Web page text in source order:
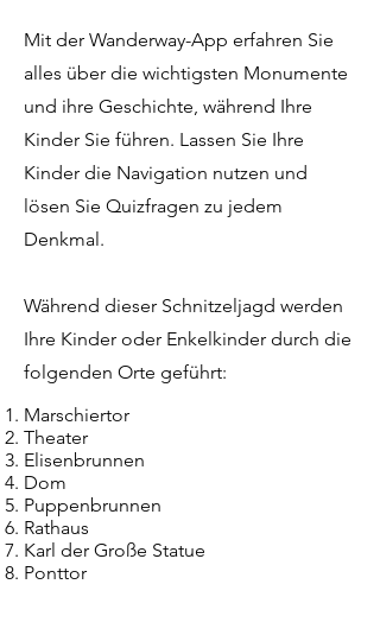
Mit der Wanderway-App erfahren Sie
alles über die wichtigsten Monumente
und ihre Geschichte, während Ihre
Kinder Sie führen. Lassen Sie Ihre
Kinder die Navigation nutzen und
lösen Sie Quizfragen zu jedem
Denkmal.
Während dieser Schnitzeljagd werden
Ihre Kinder oder Enkelkinder durch die
folgenden Orte geführt:
Marschiertor
Theater
Elisenbrunnen
Dom
Puppenbrunnen
Rathaus
Karl der Große Statue
Ponttor